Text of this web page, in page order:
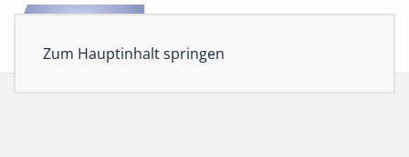
Zum Hauptinhalt springen